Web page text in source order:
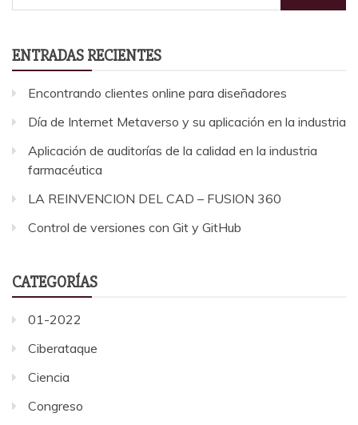
ENTRADAS RECIENTES
Encontrando clientes online para diseñadores
Día de Internet Metaverso y su aplicación en la industria
Aplicación de auditorías de la calidad en la industria
farmacéutica
LA REINVENCION DEL CAD – FUSION 360
Control de versiones con Git y GitHub
CATEGORÍAS
01-2022
Ciberataque
Ciencia
Congreso